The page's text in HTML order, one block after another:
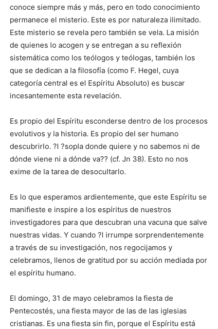
conoce siempre más y más, pero en todo conocimiento
permanece el misterio. Este es por naturaleza ilimitado.
Este misterio se revela pero también se vela. La misión
de quienes lo acogen y se entregan a su reflexión
sistemática como los teólogos y teólogas, también los
que se dedican a la filosofía (como F. Hegel, cuya
categoría central es el Espíritu Absoluto) es buscar
incesantemente esta revelación.
Es propio del Espíritu esconderse dentro de los procesos
evolutivos y la historia. Es propio del ser humano
descubrirlo. ?l ?sopla donde quiere y no sabemos ni de
dónde viene ni a dónde va?? (cf. Jn 38). Esto no nos
exime de la tarea de desocultarlo.
Es lo que esperamos ardientemente, que este Espíritu se
manifieste e inspire a los espíritus de nuestros
investigadores para que descubran una vacuna que salve
nuestras vidas. Y cuando ?l irrumpe sorprendentemente
a través de su investigación, nos regocijamos y
celebramos, llenos de gratitud por su acción mediada por
el espíritu humano.
El domingo, 31 de mayo celebramos la fiesta de
Pentecostés, una fiesta mayor de las de las iglesias
cristianas. Es una fiesta sin fin, porque el Espíritu está